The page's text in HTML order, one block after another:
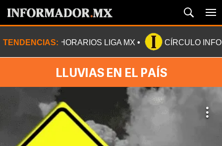
TENDENCIAS: HORARIOS LIGA MX CÍRCULO
LLUVIAS EN EL PAÍS